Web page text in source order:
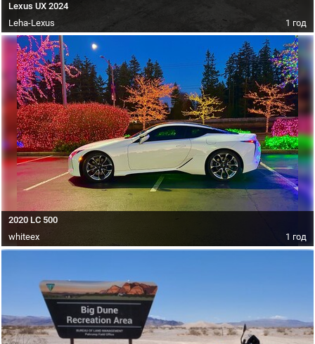
Lexus UX 2024
1 год
Leha-Lexus
2020 LC 500
1 год
whiteex